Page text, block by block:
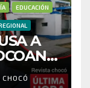
EDUCACIÓN
A